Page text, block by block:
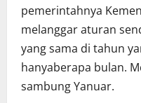
pemerintahnya
melanggar aturan
yang sama di tahun
hanyaberapa bulan.
sambung Yanuar.